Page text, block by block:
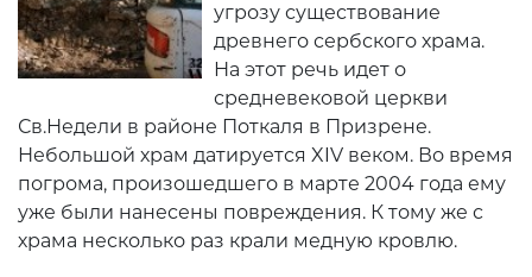
угрозу существование
древнего сербского храма.
На этот речь идет о
средневековой церкви
Св.Недели в районе Поткаля в Призрене.
Небольшой храм датируется XIV веком. Во время
погрома, произошедшего в марте 2004 года ему
уже были нанесены повреждения. К тому же с
храма несколько раз крали медную кровлю.